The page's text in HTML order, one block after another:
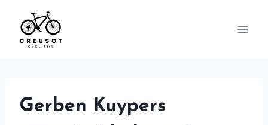
content
Gerben Kuypers